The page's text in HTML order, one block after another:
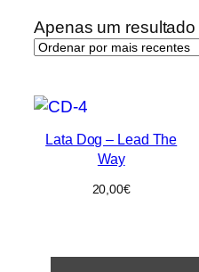
Apenas um resultado
Lata Dog – Lead The
Way
20,00€